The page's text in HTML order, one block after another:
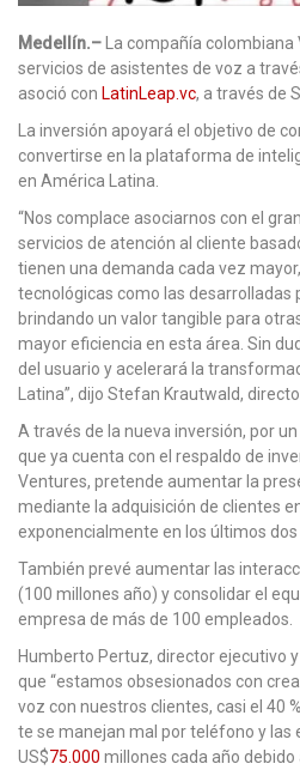
Medellín.–
La compañía
servicios de asistentes de voz a
asoció con LatinLeap.vc, a través de
La inversión apoyará el objetivo de
convertirse en la plataforma de
en América Latina.
“Nos complace asociarnos con el
servicios de atención al cliente
tienen una demanda cada vez
tecnológicas como las desarrolladas
brindando un valor tangible para
mayor eficiencia en esta área. Sin
del usuario y acelerará la
Latina”, dijo Stefan Krautwald,
A través de la nueva inversión, por
que ya cuenta con el respaldo de
Ventures, pretende aumentar la
mediante la adquisición de clientes
exponencialmente en los últimos dos
También prevé aumentar las
(100 millones año) y consolidar el
empresa de más de 100 empleados.
Humberto Pertuz, director ejecutivo
que “estamos obsesionados con
voz con nuestros clientes, casi el 40
te se manejan mal por teléfono y las
US$75.000 millones cada año debido